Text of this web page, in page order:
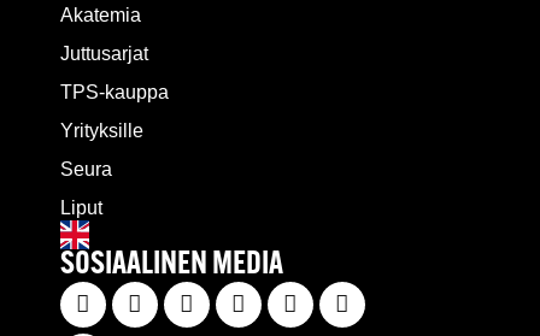
Akatemia
Juttusarjat
TPS-kauppa
Yrityksille
Seura
Liput
SOSIAALINEN MEDIA